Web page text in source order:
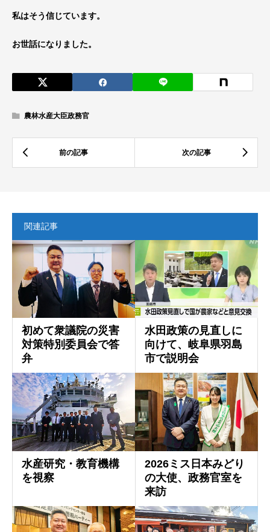
私はそう信じています。
お世話になりました。
農林水産大臣政務官
関連記事
初めて衆議院の災害
対策特別委員会で答
弁
水田政策の見直しに
向けて、岐阜県羽島
市で説明会
水産研究・教育機構
を視察
2026ミス日本みどり
の大使、政務官室を
来訪